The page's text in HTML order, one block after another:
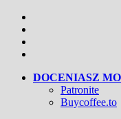
DOCENIASZ
Patronite
Buycoffee.to